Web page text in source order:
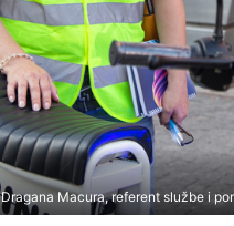
Dragana Macura, referent službe i